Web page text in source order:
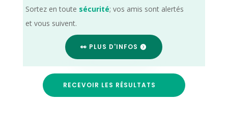
Sortez en toute sécurité; vos amis sont alertés
et vous suivent.
👀 PLUS D'INFOS
RECEVOIR LES RÉSULTATS